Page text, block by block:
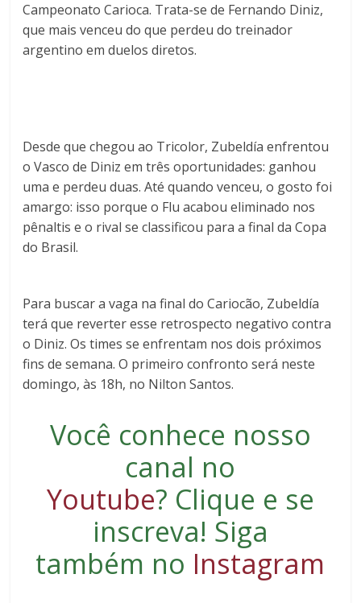
Campeonato Carioca. Trata-se de Fernando Diniz,
que mais venceu do que perdeu do treinador
argentino em duelos diretos.
Desde que chegou ao Tricolor, Zubeldía enfrentou
o Vasco de Diniz em três oportunidades: ganhou
uma e perdeu duas. Até quando venceu, o gosto foi
amargo: isso porque o Flu acabou eliminado nos
pênaltis e o rival se classificou para a final da Copa
do Brasil.
Para buscar a vaga na final do Cariocão, Zubeldía
terá que reverter esse retrospecto negativo contra
o Diniz. Os times se enfrentam nos dois próximos
fins de semana. O primeiro confronto será neste
domingo, às 18h, no Nilton Santos.
Você conhece nosso
canal no
Youtube? Clique e se
inscreva! Siga
também no Instagram